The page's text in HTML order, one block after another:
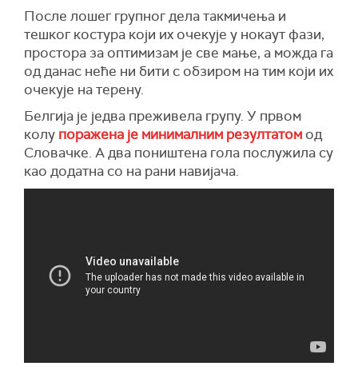
После лошег групног дела такмичења и
тешког костура који их очекује у нокаут фази,
простора за оптимизам је све мање, а можда га
од данас неће ни бити с обзиром на тим који их
очекује на терену.
Белгија је једва преживела групу. У првом
колу поражена је минималним резултатом од
Словачке. А два поништена гола послужила су
као додатна со на рани навијача.